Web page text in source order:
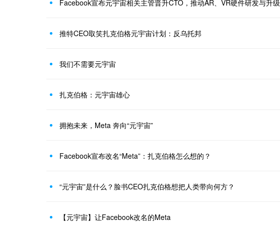
Facebook宣布元宇宙相关主管晋升CTO，推动AR、VR硬件研发与升级
推特CEO取笑扎克伯格元宇宙计划：反乌托邦
我们不需要元宇宙
扎克伯格：元宇宙雄心
拥抱未来，Meta 奔向“元宇宙”
Facebook宣布改名“Meta”：扎克伯格怎么想的？
“元宇宙”是什么？脸书CEO扎克伯格想把人类带向何方？
【元宇宙】让Facebook改名的Meta